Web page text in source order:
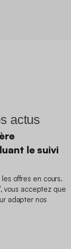
actus
le suivi
offres en cours.
vous acceptez que
adapter nos